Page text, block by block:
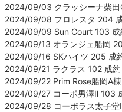
2024/09/03 クラッシーナ柴田
2024/09/08 フロレスタ 204
2024/09/09 Sun Court 103 成
2024/09/13 オランジェ船岡
2024/09/16 SKハイツ 205 成
2024/09/21 ラクラス 102 成約
2024/09/22 Prim Rose船岡A
2024/09/27 コーポ男澤Ⅱ 103
2024/09/28 コーポラス太子堂